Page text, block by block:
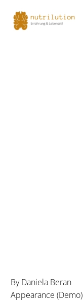
By Daniela Beran
Appearance (Demo)